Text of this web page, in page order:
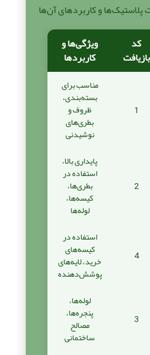
و کاربردهای آن‌ها
کد
بازیافت
ویژگی‌ها و
کاربردها
1
مناسب برای
بسته‌بندی،
ظروف و
بطری‌های
نوشیدنی
2
پایداری بالا،
استفاده در
بطری‌ها،
کیسه‌ها،
لوله‌ها
4
استفاده در
کیسه‌های
خرید، لایه‌های
پوشش‌دهنده
3
لوله‌ها،
پنجره‌ها،
مصالح
ساختمانی